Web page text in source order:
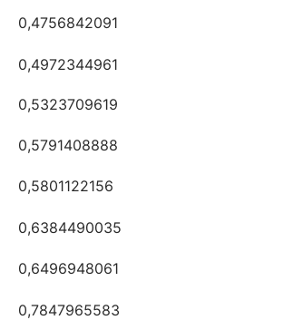
0,4756842091
0,4972344961
0,5323709619
0,5791408888
0,5801122156
0,6384490035
0,6496948061
0,7847965583